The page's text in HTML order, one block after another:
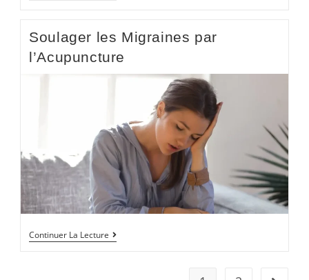
Soulager les Migraines par
l’Acupuncture
Continuer La Lecture